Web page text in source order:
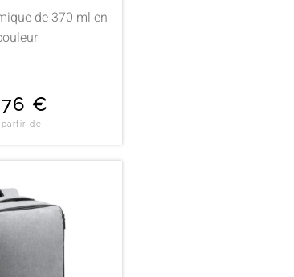
de 370 ml en
€
partir de